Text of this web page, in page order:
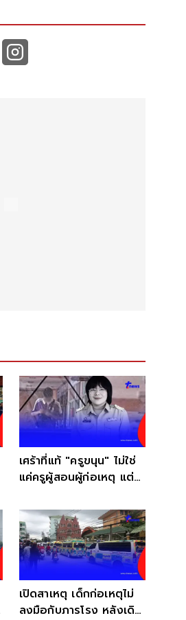
เศร้าที่แท้ "ครูขนุน" ไม่ใช่
แค่ครูผู้สอนผู้ก่อเหตุ แต่มี
เปิดสาเหตุ เด็กก่อเหตุไม่
ลงมือกับภารโรง หลังเดิน